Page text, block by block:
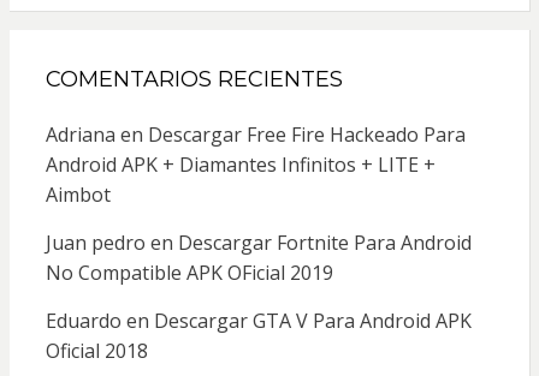
COMENTARIOS RECIENTES
Adriana en Descargar Free Fire Hackeado Para
Android APK + Diamantes Infinitos + LITE +
Aimbot
Juan pedro en Descargar Fortnite Para Android
No Compatible APK OFicial 2019
Eduardo en Descargar GTA V Para Android APK
Oficial 2018